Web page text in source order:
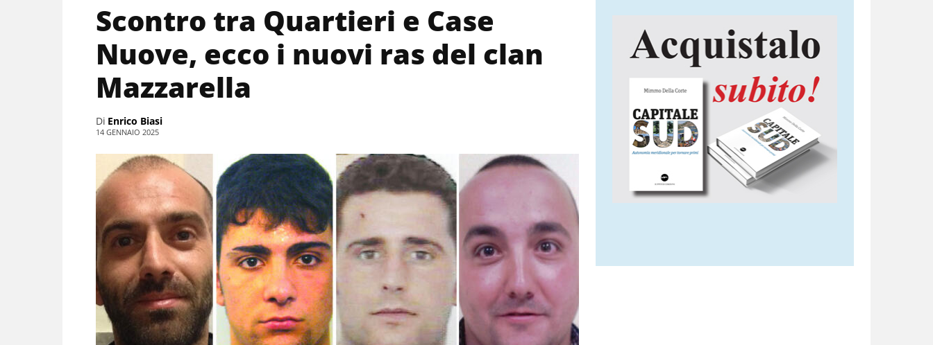
Scontro tra Quartieri e Case
Nuove, ecco i nuovi ras del clan
Mazzarella
Di Enrico Biasi
14 GENNAIO 2025